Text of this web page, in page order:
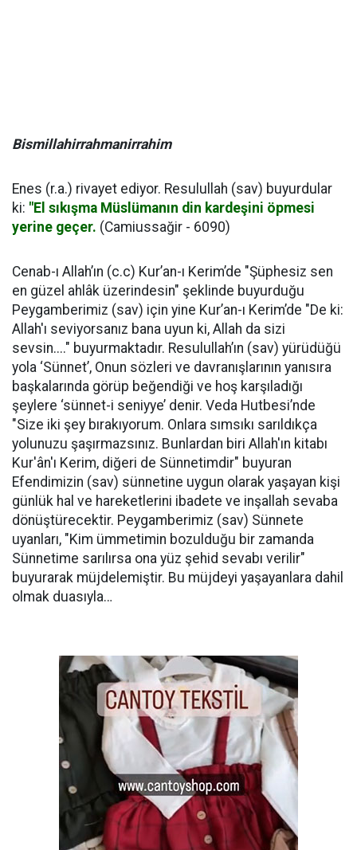
Bismillahirrahmanirrahim
Enes (r.a.) rivayet ediyor. Resulullah (sav) buyurdular
ki: "El sıkışma Müslümanın din kardeşini öpmesi
yerine geçer. (Camiussağir - 6090)
Cenab-ı Allah’ın (c.c) Kur’an-ı Kerim’de "Şüphesiz sen
en güzel ahlâk üzerindesin" şeklinde buyurduğu
Peygamberimiz (sav) için yine Kur’an-ı Kerim’de "De ki:
Allah'ı seviyorsanız bana uyun ki, Allah da sizi
sevsin...." buyurmaktadır. Resulullah’ın (sav) yürüdüğü
yola ‘Sünnet’, Onun sözleri ve davranışlarının yanısıra
başkalarında görüp beğendiği ve hoş karşıladığı
şeylere ‘sünnet-i seniyye’ denir. Veda Hutbesi’nde
"Size iki şey bırakıyorum. Onlara sımsıkı sarıldıkça
yolunuzu şaşırmazsınız. Bunlardan biri Allah'ın kitabı
Kur'ân'ı Kerim, diğeri de Sünnetimdir" buyuran
Efendimizin (sav) sünnetine uygun olarak yaşayan kişi
günlük hal ve hareketlerini ibadete ve inşallah sevaba
dönüştürecektir. Peygamberimiz (sav) Sünnete
uyanları, "Kim ümmetimin bozulduğu bir zamanda
Sünnetime sarılırsa ona yüz şehid sevabı verilir"
buyurarak müjdelemiştir. Bu müjdeyi yaşayanlara dahil
olmak duasıyla…